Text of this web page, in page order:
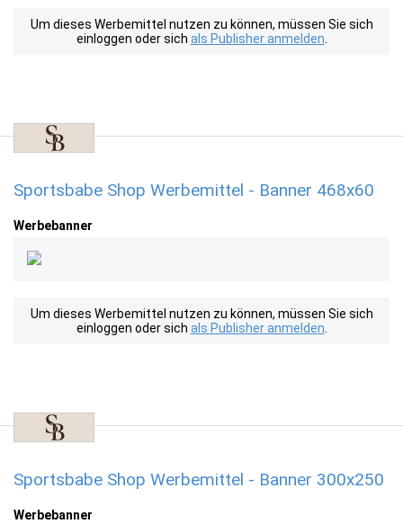
Um dieses Werbemittel nutzen zu können, müssen Sie sich
einloggen oder sich als Publisher anmelden
Sportsbabe Shop Werbemittel - Banner 468x60
Werbebanner
Um dieses Werbemittel nutzen zu können, müssen Sie sich
einloggen oder sich als Publisher anmelden
Sportsbabe Shop Werbemittel - Banner 300x250
Werbebanner